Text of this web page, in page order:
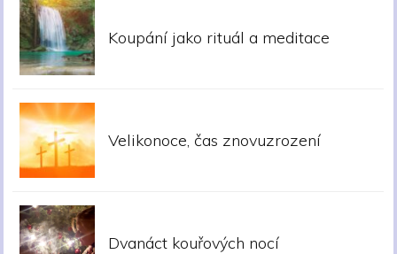
Koupání jako rituál a meditace
Velikonoce, čas znovuzrození
Dvanáct kouřových nocí